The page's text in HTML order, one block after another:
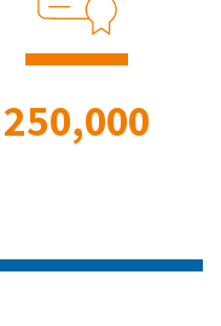
250,000